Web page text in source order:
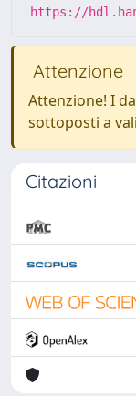
https://
Attenzione
Attenzione! I
sottoposti a
Citazioni